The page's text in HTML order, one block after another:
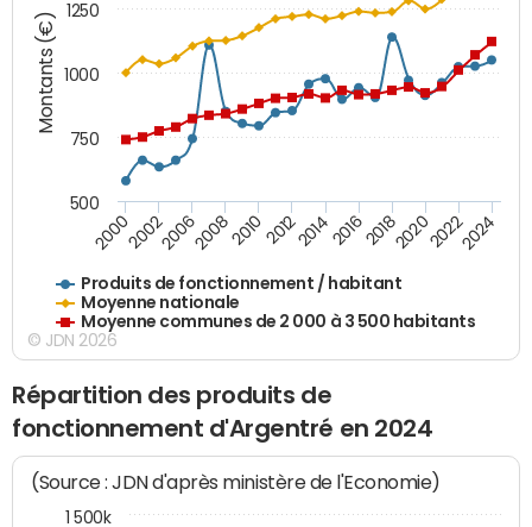
Montants (€)
Produits de fonctionnement / habitant
Moyenne nationale
Moyenne communes de 2 000 à 3 500 habitants
200020022006200820102012201420162018202020222024
500
750
1000
1250
© JDN 2026
Répartition des produits de
fonctionnement d'Argentré en 2024
(Source : JDN d'après ministère de l'Economie)
1 500k